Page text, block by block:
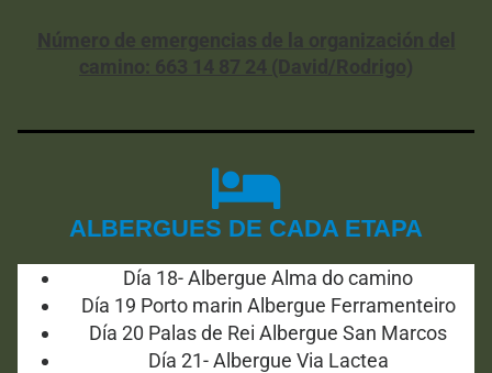
Número de emergencias de la organización del
camino: 663 14 87 24 (David/Rodrigo)
ALBERGUES DE CADA ETAPA
Día 18- Albergue Alma do camino
Día 19 Porto marin Albergue Ferramenteiro
Día 20 Palas de Rei Albergue San Marcos
Día 21- Albergue Via Lactea